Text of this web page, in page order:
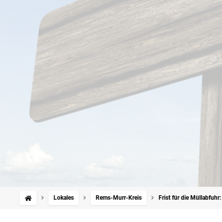
Lokales Rems-Murr-Kreis Frist für die